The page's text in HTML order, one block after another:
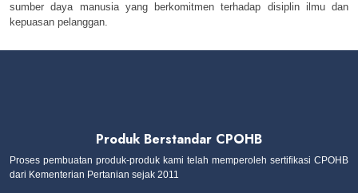
sumber daya manusia yang berkomitmen terhadap disiplin ilmu dan
kepuasan pelanggan.
Produk Berstandar CPOHB
Proses pembuatan produk-produk kami telah memperoleh sertifikasi CPOHB
dari Kementerian Pertanian sejak 2011